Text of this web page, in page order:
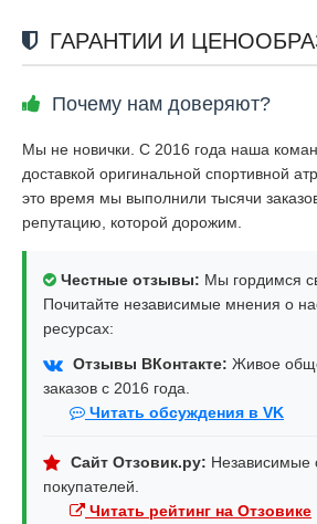
ГАРАНТИИ И
Почему нам доверяют?
Мы не новички. С 2016 года наша
доставкой оригинальной спортивной
это время мы выполнили тысячи
репутацию, которой дорожим.
Честные отзывы: Мы гордимся
Почитайте независимые мнения о
ресурсах:
Отзывы ВКонтакте: Живое
заказов с 2016 года.
Читать обсуждения в VK
Сайт Отзовик.ру: Независимые
покупателей.
Читать рейтинг на Отзовике